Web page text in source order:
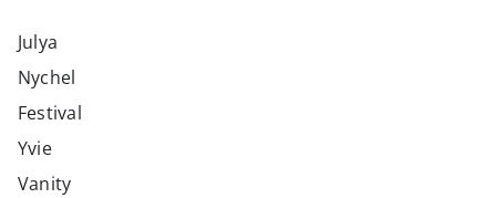
Julya
Nychel
Festival
Yvie
Vanity